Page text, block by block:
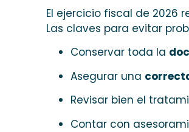
El ejercicio fiscal de 2026
Las claves para evitar
Conservar toda la
Asegurar una
Revisar bien el
Contar con